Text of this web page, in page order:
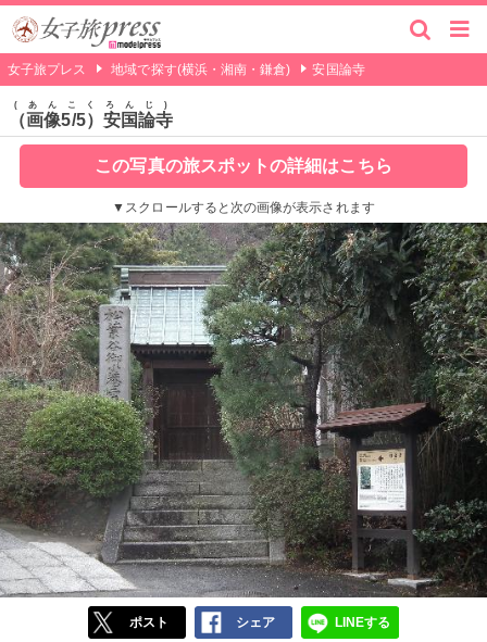
女子旅プレス 地域で探す(横浜・湘南・鎌倉) 安国論寺
（画像5/5）安国論寺
あんこくろんじ
この写真の旅スポットの詳細はこちら
▼スクロールすると次の画像が表示されます
ポスト シェア LINEする